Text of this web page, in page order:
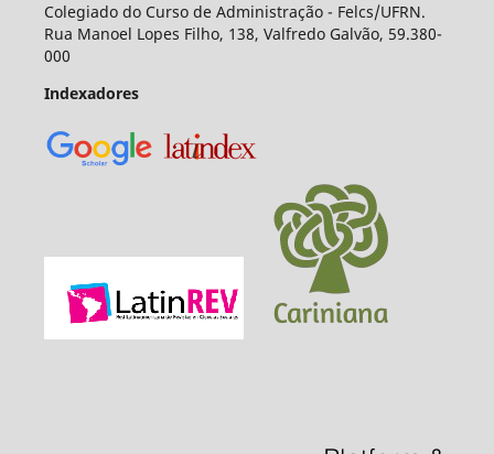
Colegiado do Curso de Administração - Felcs/UFRN.
Rua Manoel Lopes Filho, 138, Valfredo Galvão, 59.380-
000
Indexadores